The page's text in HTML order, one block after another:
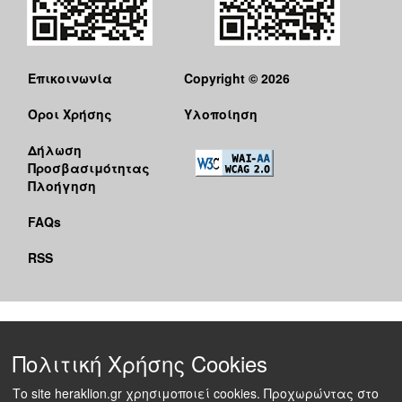
ΕΠΙΚΑΙΡΟΤΗΤΑ
ΓΙΑ...
Επικοινωνία
Όροι Χρήσης
Δήλωση
Προσβασιμότητας
Πλοήγηση
FAQs
RSS
Copyright © 2026
Υλοποίηση
Πολιτική Χρήσης Cookies
Το site heraklion.gr χρησιμοποιεί cookies. Προχωρώντας στο